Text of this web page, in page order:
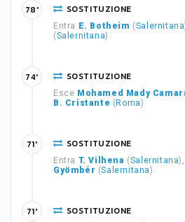
SOSTITUZIONE
Entra E. Botheim (Salernitana
(Salernitana)
78'
SOSTITUZIONE
Esce Mohamed Mady
B. Cristante ( Roma)
74'
SOSTITUZIONE
Entra T. Vilhena (Salernitana
Gyömbér (Salernitana)
71'
SOSTITUZIONE
71'